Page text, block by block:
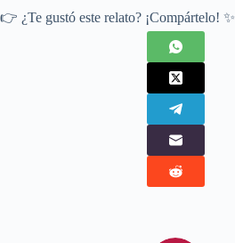
👉 ¿Te gustó este relato? ¡Compártelo! ✨